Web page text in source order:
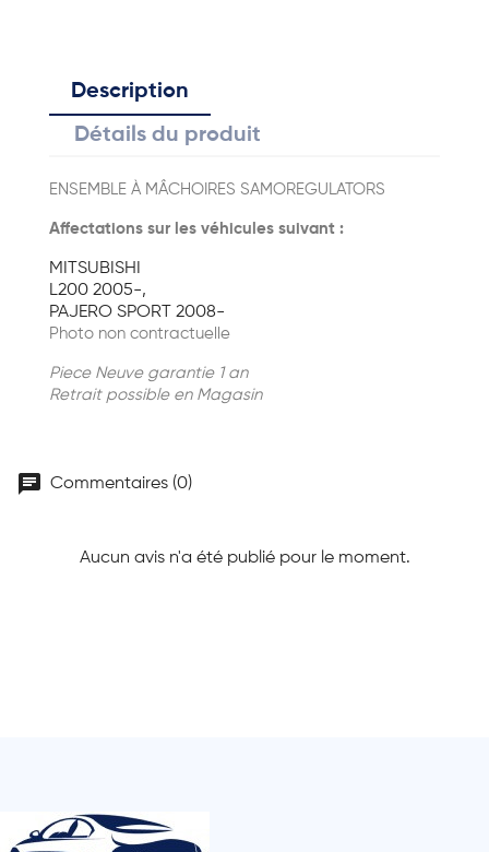
Description
Détails du produit
ENSEMBLE À MÂCHOIRES SAMOREGULATORS
Affectations sur les véhicules suivant :
MITSUBISHI
L200 2005-,
PAJERO SPORT 2008-
Photo non contractuelle
Piece Neuve garantie 1 an
Retrait possible en Magasin
chat Commentaires (0)
Aucun avis n'a été publié pour le moment.